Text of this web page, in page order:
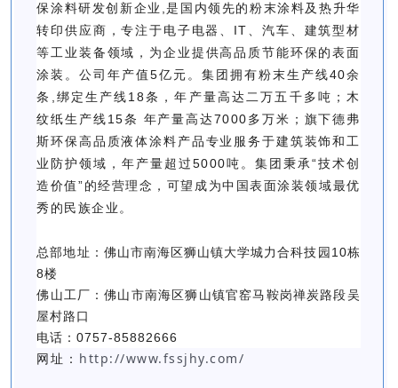
保涂料研发创新企业,是国内领先的粉末涂料及热升华
转印供应商，专注于电子电器、IT、汽车、建筑型材
等工业装备领域，为企业提供高品质节能环保的表面
涂装。公司年产值5亿元。集团拥有粉末生产线40余
条,绑定生产线18条，年产量高达二万五千多吨；木
纹纸生产线15条 年产量高达7000多万米；旗下德弗
斯环保高品质液体涂料产品专业服务于建筑装饰和工
业防护领域，年产量超过5000吨。集团秉承“技术创
造价值”的经营理念，可望成为中国表面涂装领域最优
秀的民族企业。
总部地址：佛山市南海区狮山镇大学城力合科技园10栋
8楼
佛山工厂：佛山市南海区狮山镇官窑马鞍岗禅炭路段吴
屋村路口
电话：0757-85882666
网址： http://www.fssjhy.com/